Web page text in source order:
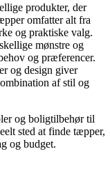
produkter, der
omfatter alt fra
og praktiske valg.
mønstre og
og præferencer.
og design giver
af stil og
og boligtilbehør til
sted at finde tæpper,
og budget.